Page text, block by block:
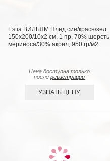
Estia ВИЛЬЯМ Плед син/красн/зел
150х200/10х2 см, 1 пр, 70% шерсть
мериноса/30% акрил, 950 гр/м2
Цена доступна только
послерегистрации
УЗНАТЬ ЦЕНУ